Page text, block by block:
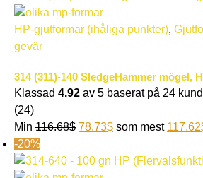
HP-gjutformar (ihåliga punkter),
gevär
314 (311)-140 SledgeHammer mögel,
Klassad 4.92 av 5 baserat på 24
(24)
Min 116.68$ 78.73$ som mest 117.62
-20%